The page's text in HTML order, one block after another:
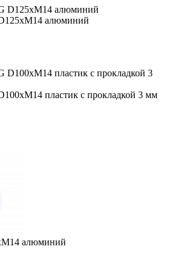
алюминий
пластик с прокладкой 3 мм
алюминий